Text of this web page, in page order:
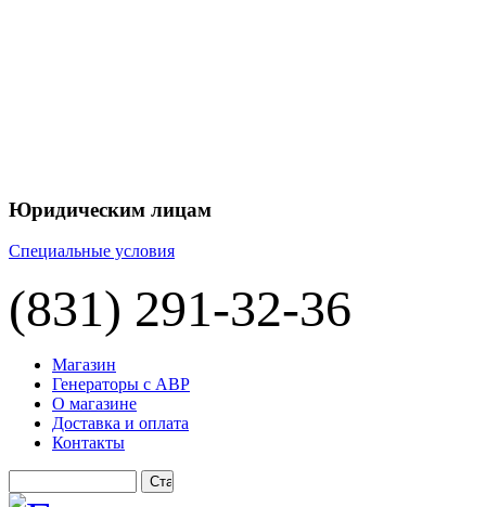
Юридическим лицам
Специальные условия
(831) 291-32-36
Магазин
Генераторы с АВР
О магазине
Доставка и оплата
Контакты